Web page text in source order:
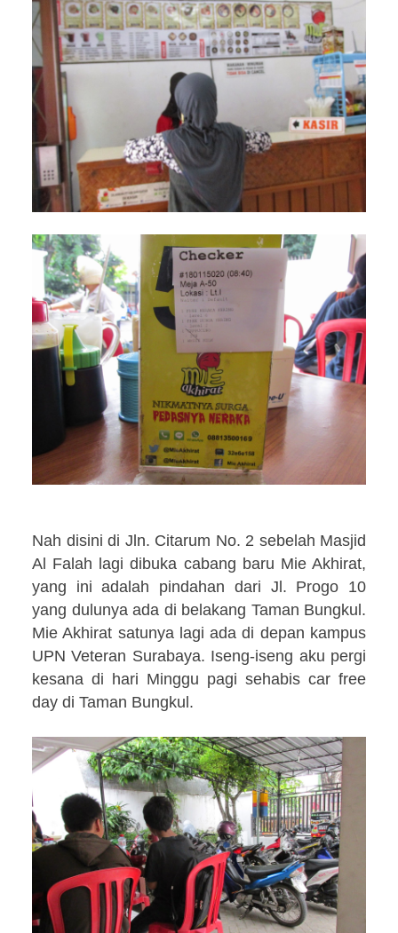
Nah disini di Jln. Citarum No. 2 sebelah Masjid
Al Falah lagi dibuka cabang baru Mie Akhirat,
yang ini adalah pindahan dari Jl. Progo 10
yang dulunya ada di belakang Taman Bungkul.
Mie Akhirat satunya lagi ada di depan kampus
UPN Veteran Surabaya. Iseng-iseng aku pergi
kesana di hari Minggu pagi sehabis car free
day di Taman Bungkul.